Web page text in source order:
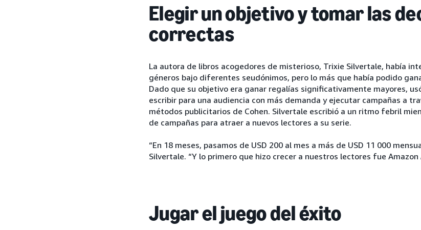
Elegir un objetivo y tomar las
correctas
La autora de libros acogedores de misterioso, Trixie Silvertale, había
géneros bajo diferentes seudónimos, pero lo más que había podido
Dado que su objetivo era ganar regalías significativamente mayores,
escribir para una audiencia con más demanda y ejecutar campañas a
métodos publicitarios de Cohen. Silvertale escribió a un ritmo febril
de campañas para atraer a nuevos lectores a su serie.
“En 18 meses, pasamos de USD 200 al mes a más de USD 11 000
Silvertale. “Y lo primero que hizo crecer a nuestros lectores fue Amazon
Jugar el juego del éxito